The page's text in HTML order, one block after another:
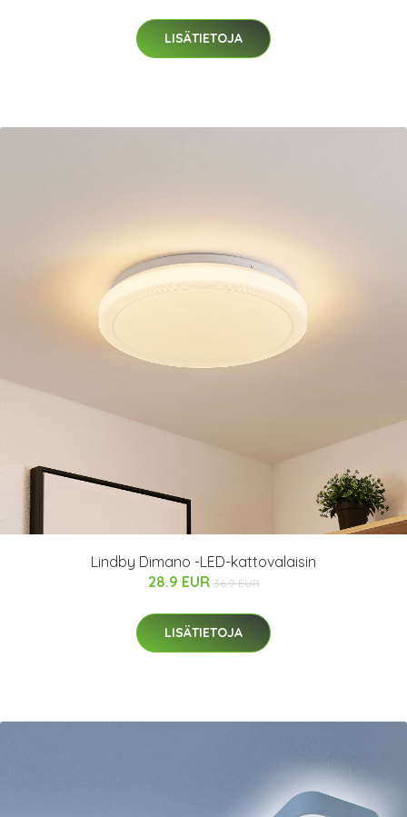
LISÄTIETOJA
Lindby Dimano -LED-kattovalaisin
28.9 EUR 36.9 EUR
LISÄTIETOJA